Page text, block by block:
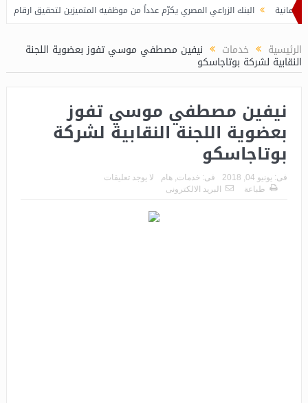
البنك الزراعي المصري يكرّم عدداً من موظفيه المتميزين لتحقيق ارقام
الرئيسية خدمات نيفين مصطفي موسي تفوز بعضوية اللجنة
النقابية لشركة بوتاجاسكو
نيفين مصطفي موسي تفوز
بعضوية اللجنة النقابية لشركة
بوتاجاسكو
فى: يونيو 04, 2018 فى: خدمات, هام
لا يوجد تعليقات
طباعة
البريد الالكترونى